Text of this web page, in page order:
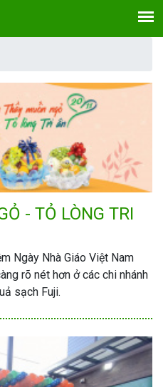
- TỎ LÒNG TRI
Ngày Nhà Giáo Việt Nam
rõ nét hơn ở các chi nhánh
sạch Fuji.